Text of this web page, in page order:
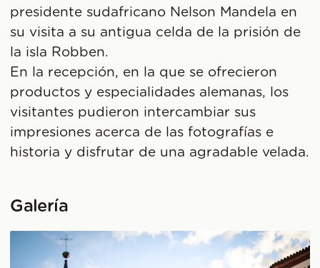
presidente sudafricano Nelson Mandela en
su visita a su antigua celda de la prisión de
la isla Robben.
En la recepción, en la que se ofrecieron
productos y especialidades alemanas, los
visitantes pudieron intercambiar sus
impresiones acerca de las fotografías e
historia y disfrutar de una agradable velada.
Galería